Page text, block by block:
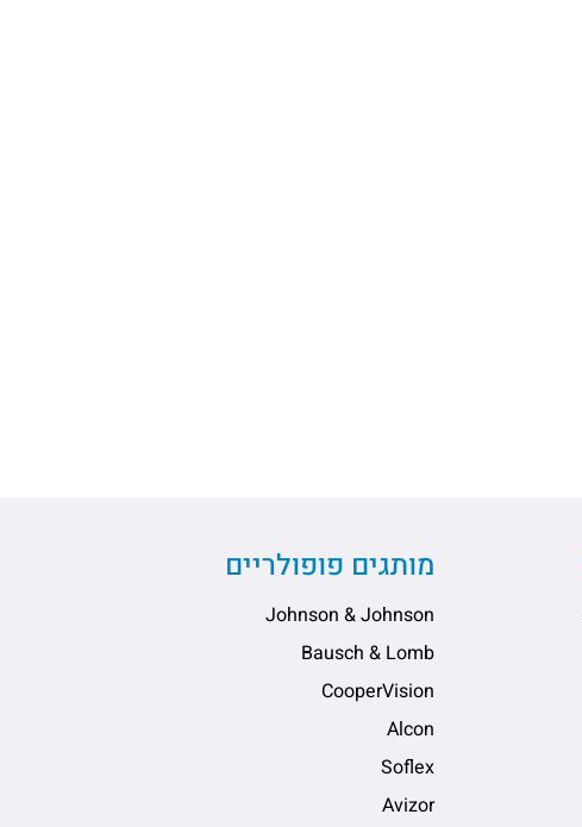
מותגים פופולריים
Johnson & Johnson
Bausch & Lomb
CooperVision
Alcon
Soflex
Avizor